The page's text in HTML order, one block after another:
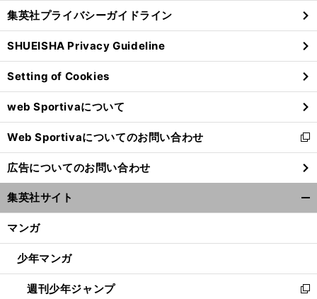
る
し
い
ウ
ィ
ン
ド
ウ
で
開
く
集英社プライバシーガイドライン
SHUEISHA Privacy Guideline
Setting of Cookies
web Sportivaについて
Web Sportivaについてのお問い合わせ
新
し
い
ウ
ィ
ン
ウ
開
く
広告についてのお問い合わせ
集英社サイト
マンガ
少年マンガ
週刊少年ジャンプ
新